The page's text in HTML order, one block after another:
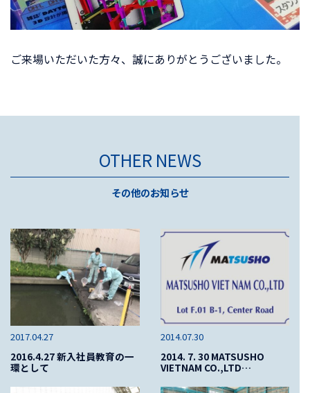
ご来場いただいた方々、誠にありがとうございました。
OTHER NEWS
その他のお知らせ
2017.04.27
2016.4.27 新入社員教育の一
環として
2014.07.30
2014. 7. 30 MATSUSHO
VIETNAM CO.,LTD…